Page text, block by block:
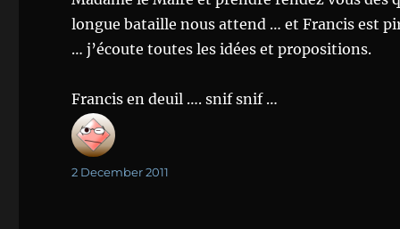
longue bataille nous attend … et Francis est
… j’écoute toutes les idées et propositions.
Francis en deuil …. snif snif …
Author
Posted
2 December 2011